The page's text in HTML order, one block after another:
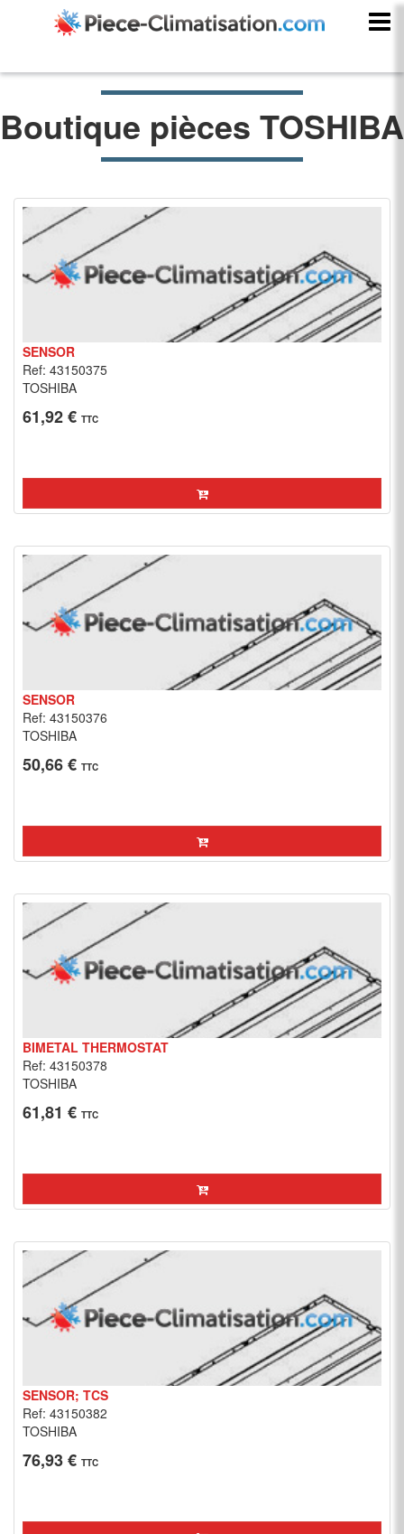
Boutique pièces TOSHIBA
SENSOR
Ref: 43150375
TOSHIBA
61,92 € TTC
SENSOR
Ref: 43150376
TOSHIBA
50,66 € TTC
BIMETAL THERMOSTAT
Ref: 43150378
TOSHIBA
61,81 € TTC
SENSOR; TCS
Ref: 43150382
TOSHIBA
76,93 € TTC